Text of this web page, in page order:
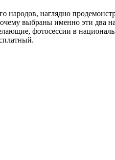
наглядно
выбраны именно эти два
фотосессии в